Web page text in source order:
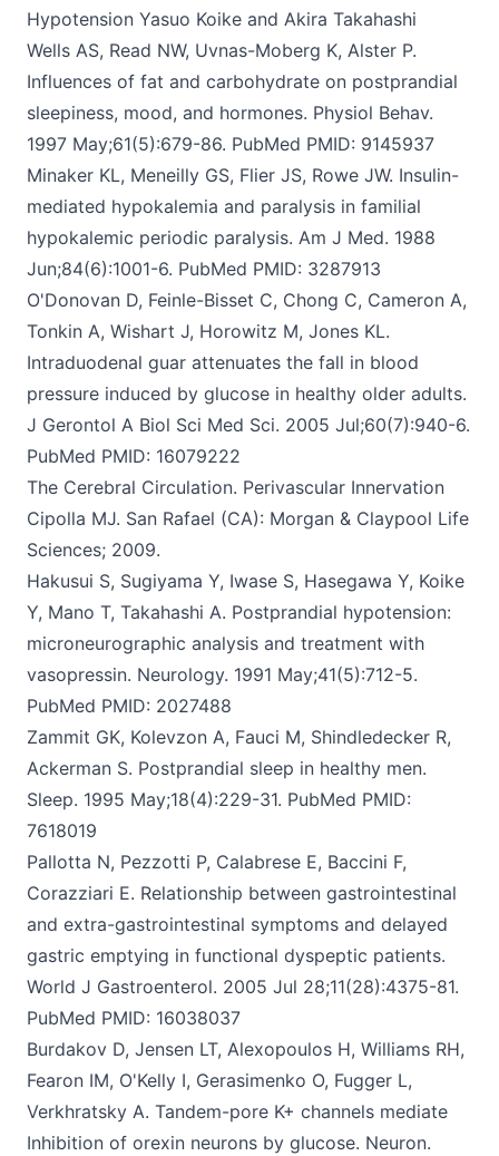
Hypotension Yasuo Koike and Akira Takahashi
Wells AS, Read NW, Uvnas-Moberg K, Alster P.
Influences of fat and carbohydrate on postprandial
sleepiness, mood, and hormones. Physiol Behav.
1997 May;61(5):679-86. PubMed PMID: 9145937
Minaker KL, Meneilly GS, Flier JS, Rowe JW. Insulin-
mediated hypokalemia and paralysis in familial
hypokalemic periodic paralysis. Am J Med. 1988
Jun;84(6):1001-6. PubMed PMID: 3287913
O'Donovan D, Feinle-Bisset C, Chong C, Cameron A,
Tonkin A, Wishart J, Horowitz M, Jones KL.
Intraduodenal guar attenuates the fall in blood
pressure induced by glucose in healthy older adults.
J Gerontol A Biol Sci Med Sci. 2005 Jul;60(7):940-6.
PubMed PMID: 16079222
The Cerebral Circulation. Perivascular Innervation
Cipolla MJ. San Rafael (CA): Morgan & Claypool Life
Sciences; 2009.
Hakusui S, Sugiyama Y, Iwase S, Hasegawa Y, Koike
Y, Mano T, Takahashi A. Postprandial hypotension:
microneurographic analysis and treatment with
vasopressin. Neurology. 1991 May;41(5):712-5.
PubMed PMID: 2027488
Zammit GK, Kolevzon A, Fauci M, Shindledecker R,
Ackerman S. Postprandial sleep in healthy men.
Sleep. 1995 May;18(4):229-31. PubMed PMID:
7618019
Pallotta N, Pezzotti P, Calabrese E, Baccini F,
Corazziari E. Relationship between gastrointestinal
and extra-gastrointestinal symptoms and delayed
gastric emptying in functional dyspeptic patients.
World J Gastroenterol. 2005 Jul 28;11(28):4375-81.
PubMed PMID: 16038037
Burdakov D, Jensen LT, Alexopoulos H, Williams RH,
Fearon IM, O'Kelly I, Gerasimenko O, Fugger L,
Verkhratsky A. Tandem-pore K+ channels mediate
Inhibition of orexin neurons by glucose. Neuron.